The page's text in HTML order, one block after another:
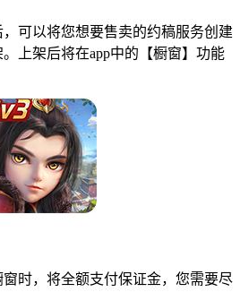
以将您想要售卖的约稿服务创建
上架后将在app中的【橱窗】功能
，将全额支付保证金，您需要尽